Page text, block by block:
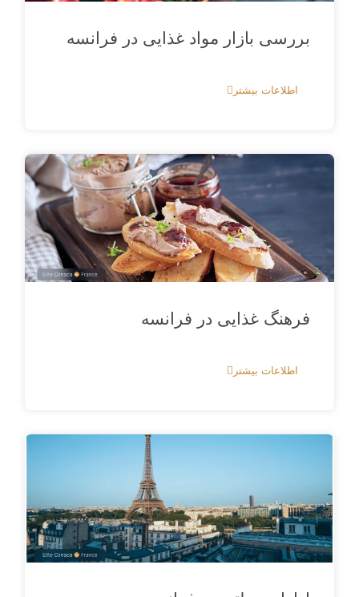
بررسی بازار مواد غذایی در فرانسه
اطلاعات بیشتر
فرهنگ غذایی در فرانسه
اطلاعات بیشتر